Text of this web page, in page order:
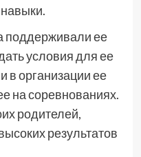
поддерживали ее
условия для ее
в организации ее
на соревнованиях.
родителей,
результатов